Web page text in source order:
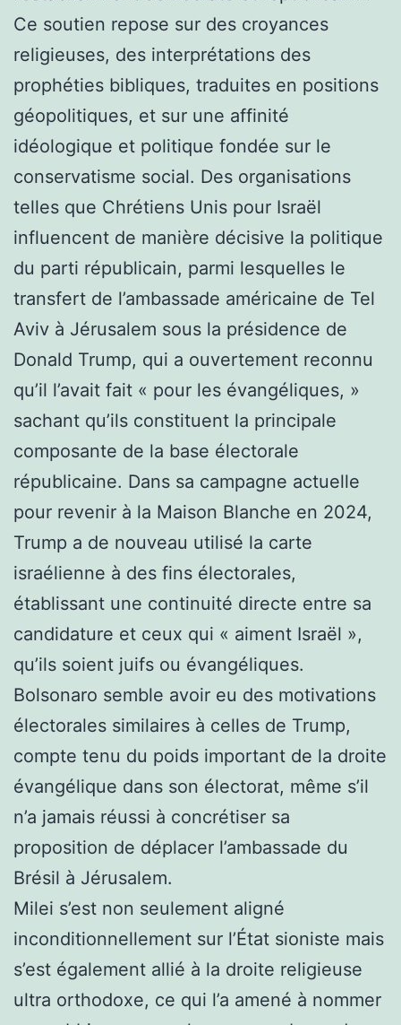
Ce soutien repose sur des croyances
religieuses, des interprétations des
prophéties bibliques, traduites en positions
géopolitiques, et sur une affinité
idéologique et politique fondée sur le
conservatisme social. Des organisations
telles que Chrétiens Unis pour Israël
influencent de manière décisive la politique
du parti républicain, parmi lesquelles le
transfert de l’ambassade américaine de Tel
Aviv à Jérusalem sous la présidence de
Donald Trump, qui a ouvertement reconnu
qu’il l’avait fait « pour les évangéliques, »
sachant qu’ils constituent la principale
composante de la base électorale
républicaine. Dans sa campagne actuelle
pour revenir à la Maison Blanche en 2024,
Trump a de nouveau utilisé la carte
israélienne à des fins électorales,
établissant une continuité directe entre sa
candidature et ceux qui « aiment Israël »,
qu’ils soient juifs ou évangéliques.
Bolsonaro semble avoir eu des motivations
électorales similaires à celles de Trump,
compte tenu du poids important de la droite
évangélique dans son électorat, même s’il
n’a jamais réussi à concrétiser sa
proposition de déplacer l’ambassade du
Brésil à Jérusalem.
Milei s’est non seulement aligné
inconditionnellement sur l’État sioniste mais
s’est également allié à la droite religieuse
ultra orthodoxe, ce qui l’a amené à nommer